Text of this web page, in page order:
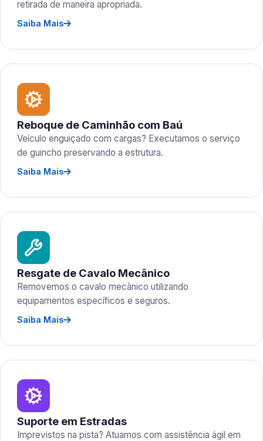
retirada de maneira apropriada.
Saiba Mais
Reboque de Caminhão com Baú
Veículo enguiçado com cargas? Executamos o serviço
de guincho preservando a estrutura.
Saiba Mais
Resgate de Cavalo Mecânico
Removemos o cavalo mecânico utilizando
equipamentos específicos e seguros.
Saiba Mais
Suporte em Estradas
Imprevistos na pista? Atuamos com assistência ágil em